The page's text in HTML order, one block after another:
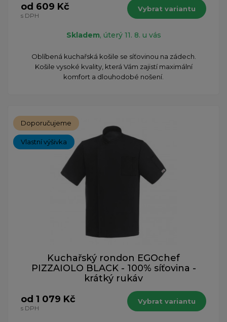
od 609 Kč
s DPH
Vybrat variantu
Skladem, úterý 11. 8. u vás
Oblíbená kuchařská košile se síťovinou na zádech.
Košile vysoké kvality, která Vám zajistí maximální
komfort a dlouhodobé nošení.
Doporučujeme
Vlastní výšivka
Kuchařský rondon EGOchef
PIZZAIOLO BLACK - 100% síťovina -
krátký rukáv
od 1 079 Kč
s DPH
Vybrat variantu